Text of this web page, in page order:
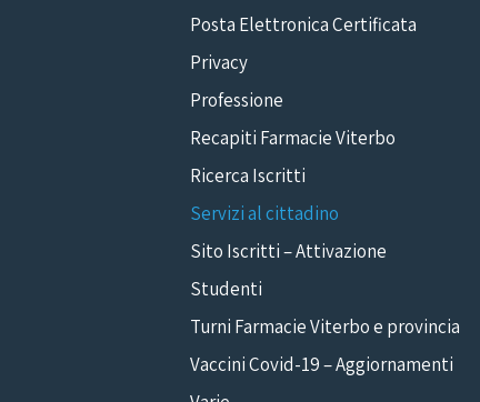
Posta Elettronica Certificata
Privacy
Professione
Recapiti Farmacie Viterbo
Ricerca Iscritti
Servizi al cittadino
Sito Iscritti – Attivazione
Studenti
Turni Farmacie Viterbo e provincia
Vaccini Covid-19 – Aggiornamenti